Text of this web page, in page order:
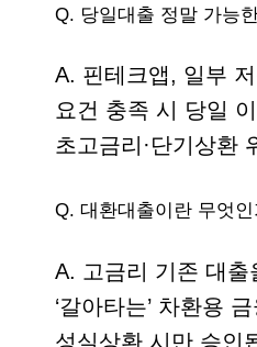
Q. 당일대출 정말 가능
A. 핀테크앱, 일부
요건 충족 시 당일
초고금리·단기상환
Q. 대환대출이란 무엇
A. 고금리 기존 대출
‘갈아타는’ 차환용
성실상환 시만 승인